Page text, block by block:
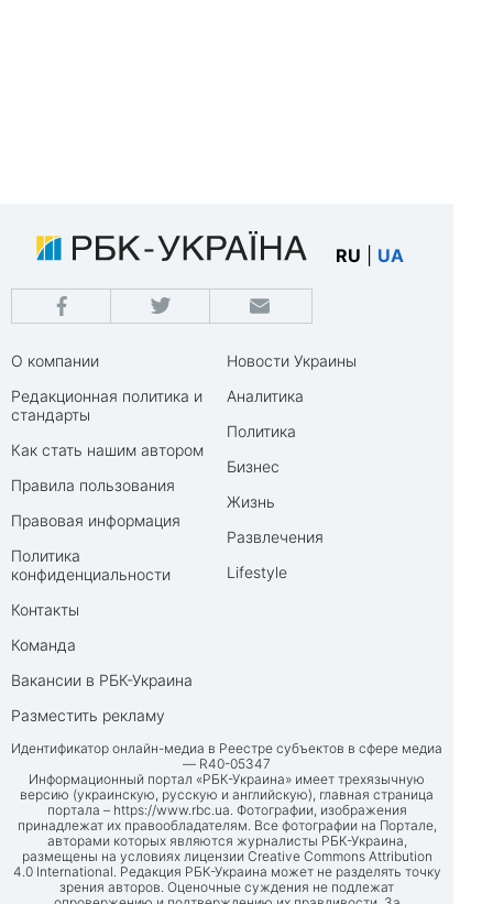
RU UA
О компании
Редакционная политика и
стандарты
Как стать нашим автором
Правила пользования
Правовая информация
Политика
конфиденциальности
Контакты
Команда
Вакансии в РБК-Украина
Разместить рекламу
Новости Украины
Аналитика
Политика
Бизнес
Жизнь
Развлечения
Lifestyle
Идентификатор онлайн-медиа в Реестре субъектов в сфере медиа
— R40-05347
Информационный портал «РБК-Украина» имеет трехязычную
версию (украинскую, русскую и английскую), главная страница
портала – https://www.rbc.ua. Фотографии, изображения
принадлежат их правообладателям. Все фотографии на Портале,
авторами которых являются журналисты РБК-Украина,
размещены на условиях лицензии Creative Commons Attribution
4.0 International. Редакция РБК-Украина может не разделять точку
зрения авторов. Оценочные суждения не подлежат